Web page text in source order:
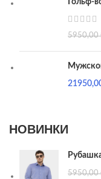
Гольф-
5950,00
НОВИНКИ
5950,00